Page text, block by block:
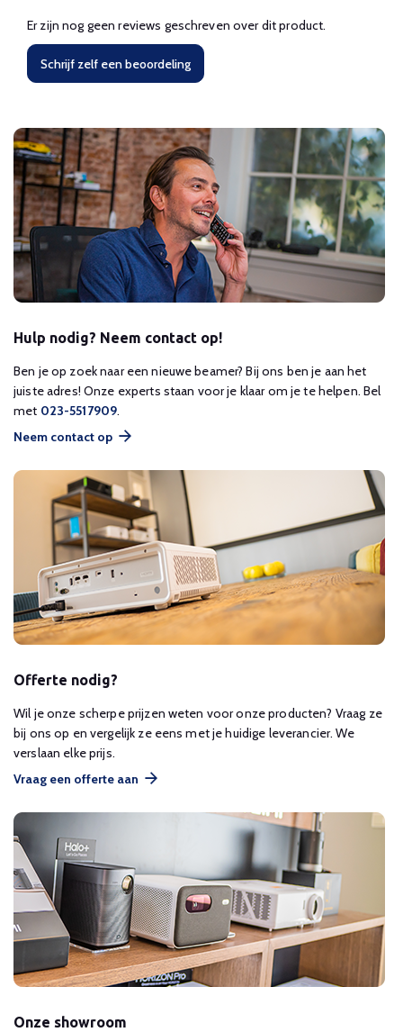
Er zijn nog geen reviews geschreven over dit product.
Schrijf zelf een beoordeling
Hulp nodig? Neem contact op!
Ben je op zoek naar een nieuwe beamer? Bij ons ben je aan het
juiste adres! Onze experts staan voor je klaar om je te helpen. Bel
met 023-5517909.
Neem contact op
Offerte nodig?
Wil je onze scherpe prijzen weten voor onze producten? Vraag ze
bij ons op en vergelijk ze eens met je huidige leverancier. We
verslaan elke prijs.
Vraag een offerte aan
Onze showroom